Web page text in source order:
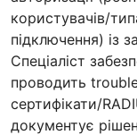
користувачів/
підключення) із
Спеціаліст
проводить
сертифікати/
документує